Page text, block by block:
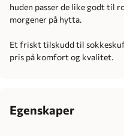
huden passer de like godt til
morgener på hytta.
Et friskt tilskudd til
pris på komfort og kvalitet.
Egenskaper